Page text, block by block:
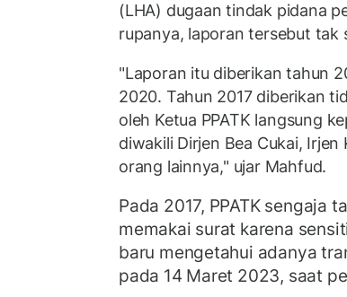
(LHA) dugaan tindak pidana
rupanya, laporan tersebut tak
"Laporan itu diberikan tahun
2020. Tahun 2017 diberikan
oleh Ketua PPATK langsung
diwakili Dirjen Bea Cukai,
orang lainnya," ujar Mahfud.
Pada 2017, PPATK sengaja
memakai surat karena
baru mengetahui adanya
pada 14 Maret 2023, saat